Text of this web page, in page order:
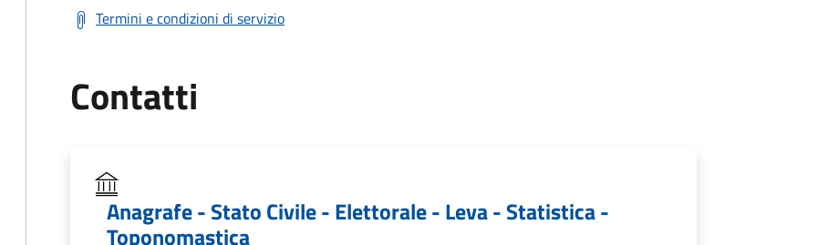
Termini e condizioni di servizio
Contatti
Anagrafe - Stato Civile - Elettorale - Leva - Statistica -
Toponomastica